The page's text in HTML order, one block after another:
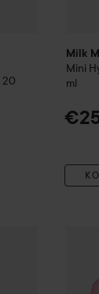
20
Milk
Mini
ml